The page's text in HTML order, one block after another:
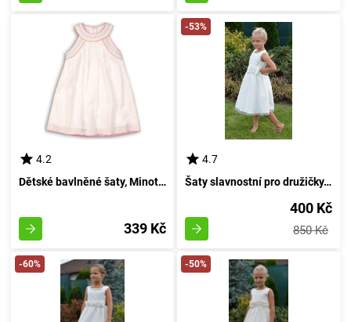
4.2
Dětské bavlněné šaty, Minoti, kolekce Pool 1, barva bílá - velikost 92/98 | pro věk 2-3 let
339 Kč
-53%
4.7
Šaty slavnostní pro družičky, Pidilidi, PD949, odstín krémový - velikost 92 | Dvouleté dítě
400 Kč
850 Kč
-60% -50%